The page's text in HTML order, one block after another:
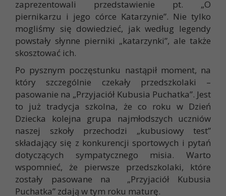
zaprezentowali przedstawienie pt. „O
piernikarzu i jego córce Katarzynie”. Nie tylko
mogliśmy się dowiedzieć, jak według legendy
powstały słynne pierniki „katarzynki”, ale także
skosztować ich.
Po pysznym poczęstunku nastąpił moment, na
który szczególnie czekały przedszkolaki –
pasowanie na „Przyjaciół Kubusia Puchatka”. Jest
to już tradycja szkolna, że co roku w Dzień
Dziecka kolejna grupa najmłodszych uczniów
naszej szkoły przechodzi „kubusiowy test”
składający się z konkurencji sportowych i pytań
dotyczących sympatycznego misia. Warto
wspomnieć, że pierwsze przedszkolaki, które
zostały pasowane na „Przyjaciół Kubusia
Puchatka” zdają w tym roku maturę.